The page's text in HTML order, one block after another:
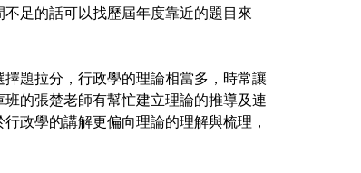
足的話可以找歷屆年度靠近的題目來
題拉分，行政學的理論相當多，時常讓
的張楚老師有幫忙建立理論的推導及連
政學的講解更偏向理論的理解與梳理，